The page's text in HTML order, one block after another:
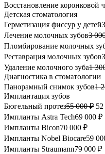
Восстановление коронковой
Детская стоматология
Герметизация фиссур у детей
Лечение молочных зубов3
Пломбирование молочных
Реставрация молочных зубов
Удаление молочного зуба1
Диагностика в стоматологии
Панорамный снимок зубов1
Имплантация зубов
Бюгельный протез55 000 ₽
Импланты Astra Tech69 000 ₽
Импланты Bicon70 000 ₽
Импланты Nobel Biocare59
Импланты Straumann79 000 ₽